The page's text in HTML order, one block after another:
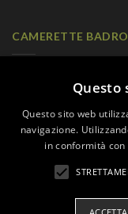
CAMERETTE
CAMERETTE CON LETTI
CAMERETTE CON LETTI A
CAMERETTE CON LETTI MINI
CAMERETTE CON LETTI
CAMERETTE PER SINGLE
CAMERETTE CON LETTI A
Questo
Questo sito web
navigazione.
in conformità